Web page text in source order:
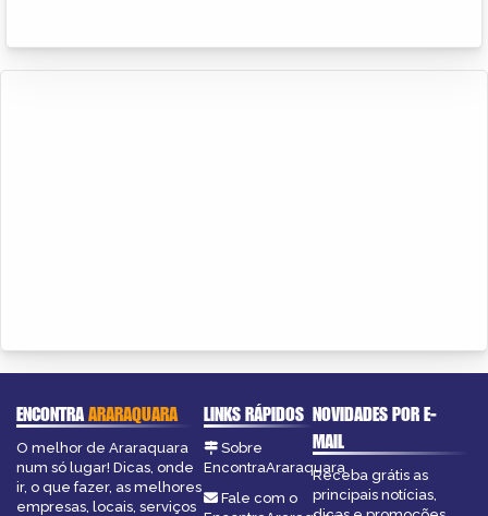
ENCONTRAARARAQUARA
O melhor de Araraquara
num só lugar! Dicas, onde
ir, o que fazer, as melhores
empresas, locais, serviços
LINKS RÁPIDOS
Sobre
EncontraAraraquara
Fale com o
NOVIDADES POR E-
MAIL
Receba grátis as
principais notícias,